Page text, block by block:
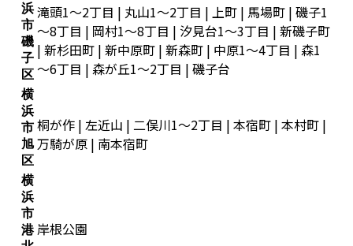
浜
市
磯
子
区
滝頭1～2丁目 | 丸山1～2丁目 | 上町 | 馬場町 | 磯子1
～8丁目 | 岡村1～8丁目 | 汐見台1～3丁目 | 新磯子町
| 新杉田町 | 新中原町 | 新森町 | 中原1～4丁目 | 森1
～6丁目 | 森が丘1～2丁目 | 磯子台
横
浜
市
旭
区
桐が作 | 左近山 | 二俣川1～2丁目 | 本宿町 | 本村町 |
万騎が原 | 南本宿町
横
浜
市
港 岸根公園